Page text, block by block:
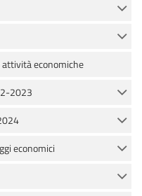
economiche
2023
economici